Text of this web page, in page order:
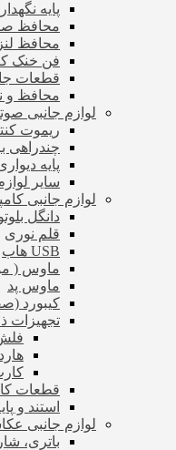
پایه
محافظ
محافظ
فن خنک
قطعات
محافظ و
لوازم جانبی
ریموت
چندراهی
پایه
سایر
لوازم جانبی
دانگل
قلم نوری
USB هاب
ماوس (
ماوس پد
کیبورد
تجهیزات
قطعات
استند و
لوازم جانبی
باتری،